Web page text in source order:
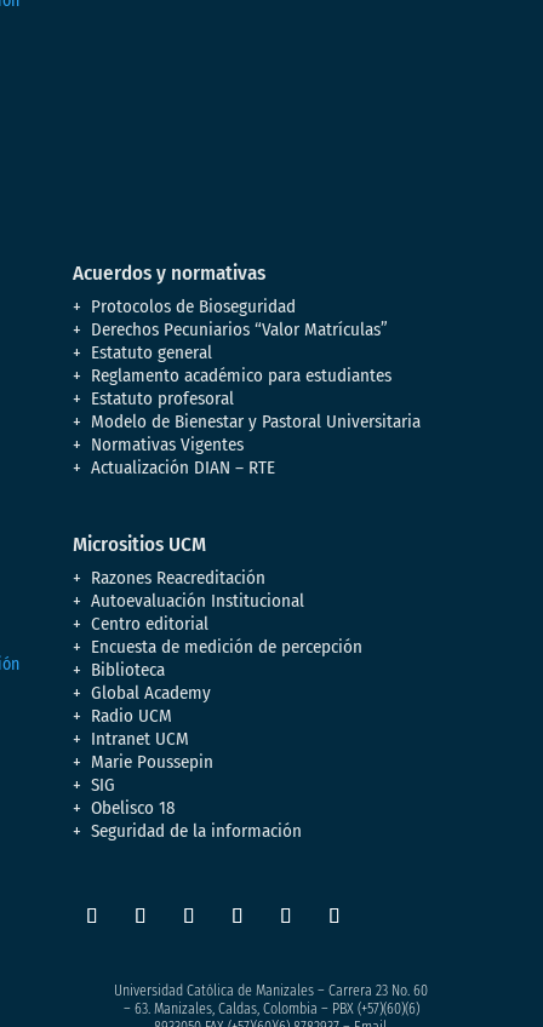
Acuerdos y normativas
Protocolos de Bioseguridad
Derechos Pecuniarios “Valor Matrículas”
Estatuto general
Reglamento académico para estudiantes
Estatuto profesoral
Modelo de Bienestar y Pastoral Universitaria
Normativas Vigentes
Actualización DIAN – RTE
Micrositios UCM
Razones Reacreditación
Autoevaluación Institucional
Centro editorial
Encuesta de medición de percepción
Biblioteca
Global Academy
Radio UCM
Intranet UCM
Marie Poussepin
SIG
Obelisco 18
Seguridad de la información
Universidad Católica de Manizales – Carrera 23 No. 60
– 63. Manizales, Caldas, Colombia – PBX (+57)(60)(6)